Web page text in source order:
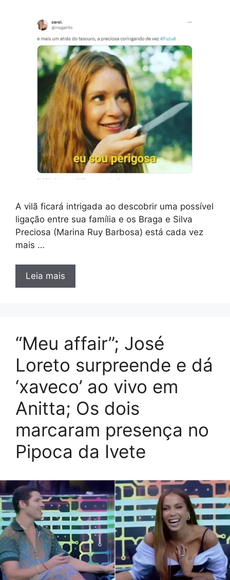
A vilã ficará intrigada ao descobrir uma possível
ligação entre sua família e os Braga e Silva
Preciosa (Marina Ruy Barbosa) está cada vez
mais …
Leia mais
“Meu affair”; José
Loreto surpreende e dá
‘xaveco’ ao vivo em
Anitta; Os dois
marcaram presença no
Pipoca da Ivete